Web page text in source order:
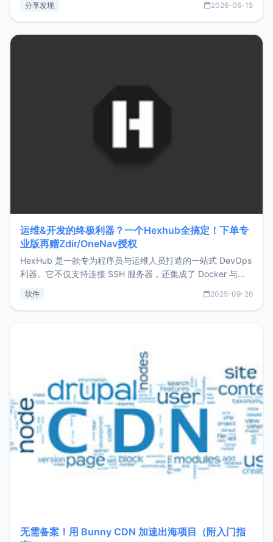
用，让管理更高效。ZMark官网地址：
分享发现 2026-06-15
运维&开发的终极利器？一个Hexhub全搞定！下单专
业版再赠Zdir/OneNav授权
HexHub 是一款专为程序员与运维人员打造的一站式 DevOps
利器。它不仅支持连接 SSH 服务器，还集成了 Docker 与常
件间频繁切换，仅凭 HexHub 即可同时搞定运维与数据库操
软件 2025-09-26
无需备案！用 Bunny CDN 加速出海项目（附入门指